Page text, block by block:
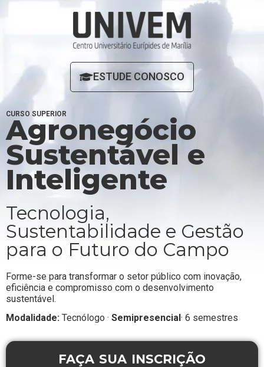
ESTUDE CONOSCO
CURSO SUPERIOR
Agronegócio
Sustentável e
Inteligente
Tecnologia,
Sustentabilidade e Gestão
para o Futuro do Campo
Forme-se para transformar o setor público com inovação,
eficiência e compromisso com o desenvolvimento
sustentável.
Modalidade: Tecnólogo · Semipresencial· 6 semestres
FAÇA SUA INSCRIÇÃO